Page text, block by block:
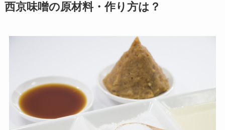
西京味噌の原材料・作り方は？